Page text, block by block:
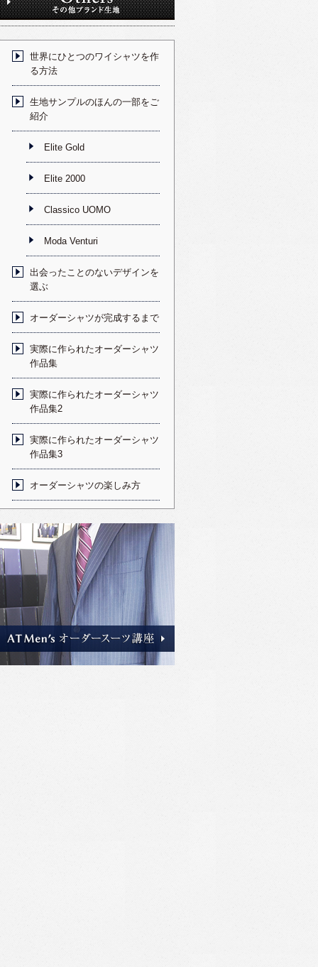
世界にひとつのワイシャツを作
る方法
生地サンプルのほんの一部をご
紹介
Elite Gold
Elite 2000
Classico UOMO
Moda Venturi
出会ったことのないデザインを
選ぶ
オーダーシャツが完成するまで
実際に作られたオーダーシャツ
作品集
実際に作られたオーダーシャツ
作品集2
実際に作られたオーダーシャツ
作品集3
オーダーシャツの楽しみ方